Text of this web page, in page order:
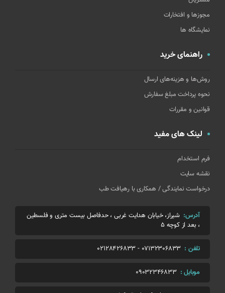
مجوزها و افتخارات
نمایشگاه ها
راهنمای خرید
روش‌ها و هزینه‌های ارسال
نحوه پرداخت مبلغ سفارش
قوانین و مقررات
لینک های مفید
فرم استخدام
نقشه سایت
درخواست نمایندگی / همکاری با رهیافت طب
آدرس: شیراز، خیابان هدایت غربی ، حدفاصل بیست متری و فلسطین
، بعد از کوچه 5
تلفن : 07132306833
-
02128426833
موبایل : 09032346833